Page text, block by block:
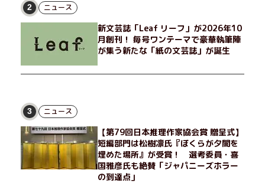
げたり、部屋でふたりだけの「台湾映画祭」を催したり。50代
独身、幼なじみの変わらぬ友情とささやかな幸せの日々を描く。
2 ニュース
新文芸誌「Leaf リーフ」が2026年10
月創刊！ 毎号ワンテーマで豪華執筆陣
が集う新たな「紙の文芸誌」が誕生
3 ニュース
【第79回日本推理作家協会賞 贈呈式】
短編部門は松樹凛氏『ぼくらが夕闇を
埋めた場所』が受賞！ 選考委員・喜
国雅彦氏も絶賛「ジャパニーズホラー
の到達点」